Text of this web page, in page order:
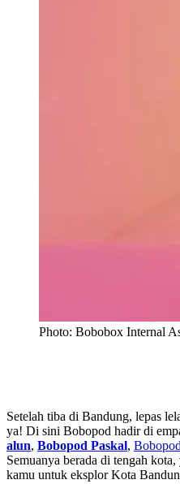
Photo: Bobobox Internal
Setelah tiba di Bandung, lepas
ya! Di sini Bobopod hadir di
alun, Bobopod Paskal,
Semuanya berada di tengah
kamu untuk eksplor Kota